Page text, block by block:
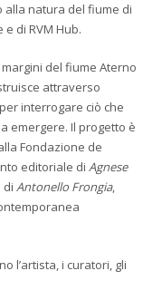
natura del fiume di
di RVM Hub.
del fiume Aterno
attraverso
interrogare ciò che
emergere. Il progetto è
Fondazione de
editoriale di Agnese
di Antonello Frongia,
l’artista, i curatori, gli